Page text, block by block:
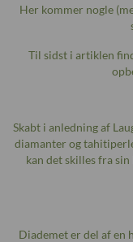
Her kommer nogle
Til sidst i artiklen
Skabt i anledning af
diamanter og
kan det skilles fra
Diademet er del af en